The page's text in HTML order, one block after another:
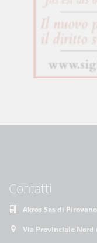
Contatti
Akros Sas di
Via Provinciale Nord